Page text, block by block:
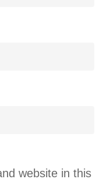
website in this